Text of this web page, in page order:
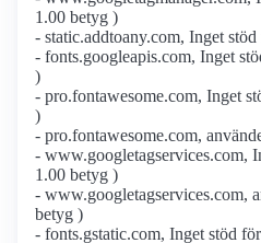
1.00 betyg )
- static.addtoany.com, Inget
- fonts.googleapis.com, Inget
)
- pro.fontawesome.com, Inget
)
- pro.fontawesome.com,
- www.googletagservices.com,
1.00 betyg )
- www.googletagservices.com,
betyg )
- fonts.gstatic.com, Inget stöd